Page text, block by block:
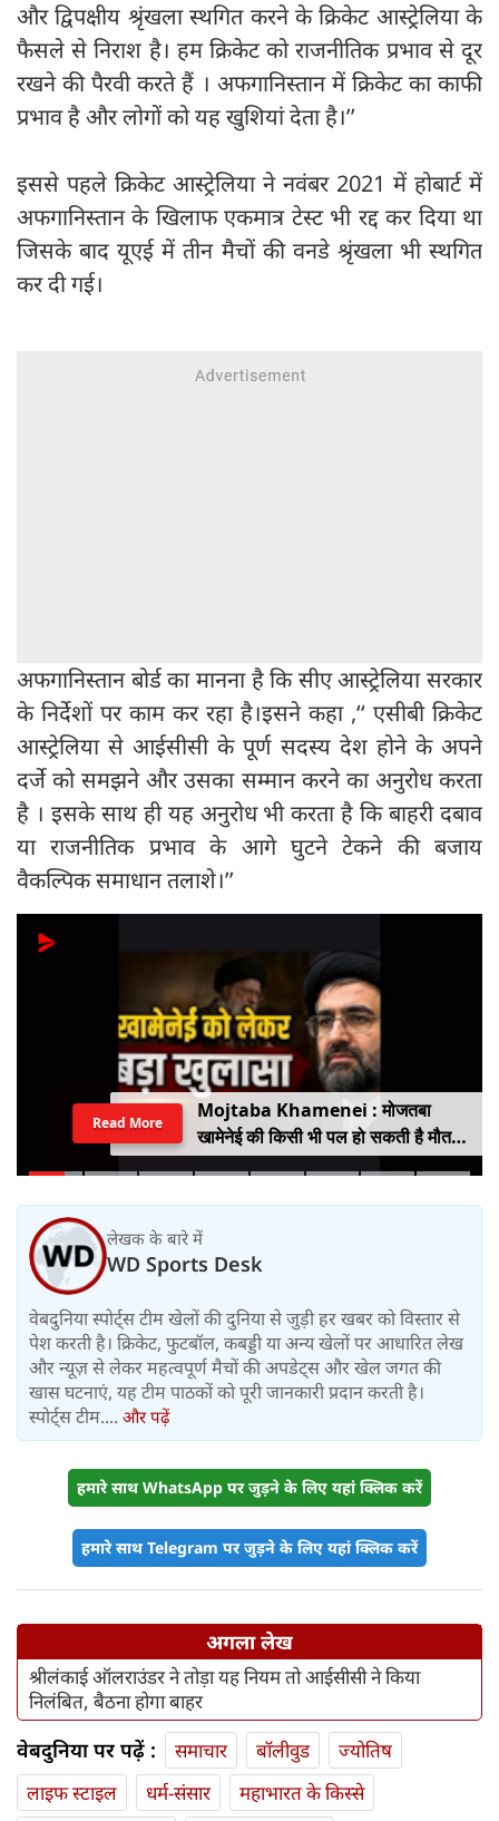
और द्विपक्षीय श्रृंखला स्थगित करने के क्रिकेट आस्ट्रेलिया के
फैसले से निराश है। हम क्रिकेट को राजनीतिक प्रभाव से दूर
रखने की पैरवी करते हैं । अफगानिस्तान में क्रिकेट का काफी
प्रभाव है और लोगों को यह खुशियां देता है।’’
इससे पहले क्रिकेट आस्ट्रेलिया ने नवंबर 2021 में होबार्ट में
अफगानिस्तान के खिलाफ एकमात्र टेस्ट भी रद्द कर दिया था
जिसके बाद यूएई में तीन मैचों की वनडे श्रृंखला भी स्थगित
कर दी गई।
अफगानिस्तान बोर्ड का मानना है कि सीए आस्ट्रेलिया सरकार
के निर्देशों पर काम कर रहा है।इसने कहा ,‘‘ एसीबी क्रिकेट
आस्ट्रेलिया से आईसीसी के पूर्ण सदस्य देश होने के अपने
दर्जे को समझने और उसका सम्मान करने का अनुरोध करता
है । इसके साथ ही यह अनुरोध भी करता है कि बाहरी दबाव
या राजनीतिक प्रभाव के आगे घुटने टेकने की बजाय
वैकल्पिक समाधान तलाशे।’’
Mojtaba Khamenei : मोजतबा
खामेनेई की किसी भी पल हो सकती है मौत,
इजराइली मीडिया के दावे के बीच सामने आया
Read More
लेखक के बारे में
WD Sports Desk
वेबदुनिया स्पोर्ट्स टीम खेलों की दुनिया से जुड़ी हर खबर को विस्तार से
पेश करती है। क्रिकेट, फुटबॉल, कबड्डी या अन्य खेलों पर आधारित लेख
और न्यूज़ से लेकर महत्वपूर्ण मैचों की अपडेट्स और खेल जगत की
खास घटनाएं, यह टीम पाठकों को पूरी जानकारी प्रदान करती है।
स्पोर्ट्स टीम.... और पढ़ें
हमारे साथ WhatsApp पर जुड़ने के लिए यहां क्लिक करें
हमारे साथ Telegram पर जुड़ने के लिए यहां क्लिक करें
अगला लेख
श्रीलंकाई ऑलराउंडर ने तोड़ा यह नियम तो आईसीसी ने किया
निलंबित, बैठना होगा बाहर
वेबदुनिया पर पढ़ें : समाचार बॉलीवुड
ज्योतिष
लाइफ स्‍टाइल
धर्म-संसार
महाभारत के किस्से